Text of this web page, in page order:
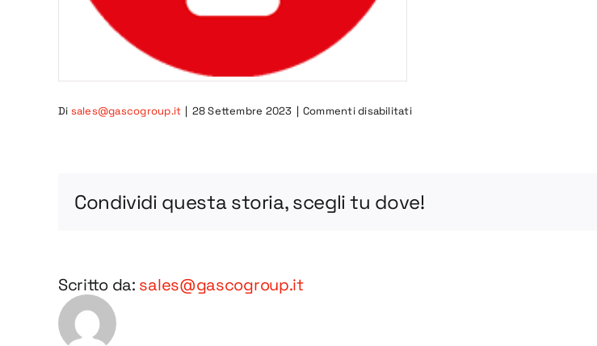
Di sales@gascogroup.it 28 Settembre 2023 Commenti disabilitatisu
Condividi questa storia, scegli tu dove!
Scritto da: sales@gascogroup.it